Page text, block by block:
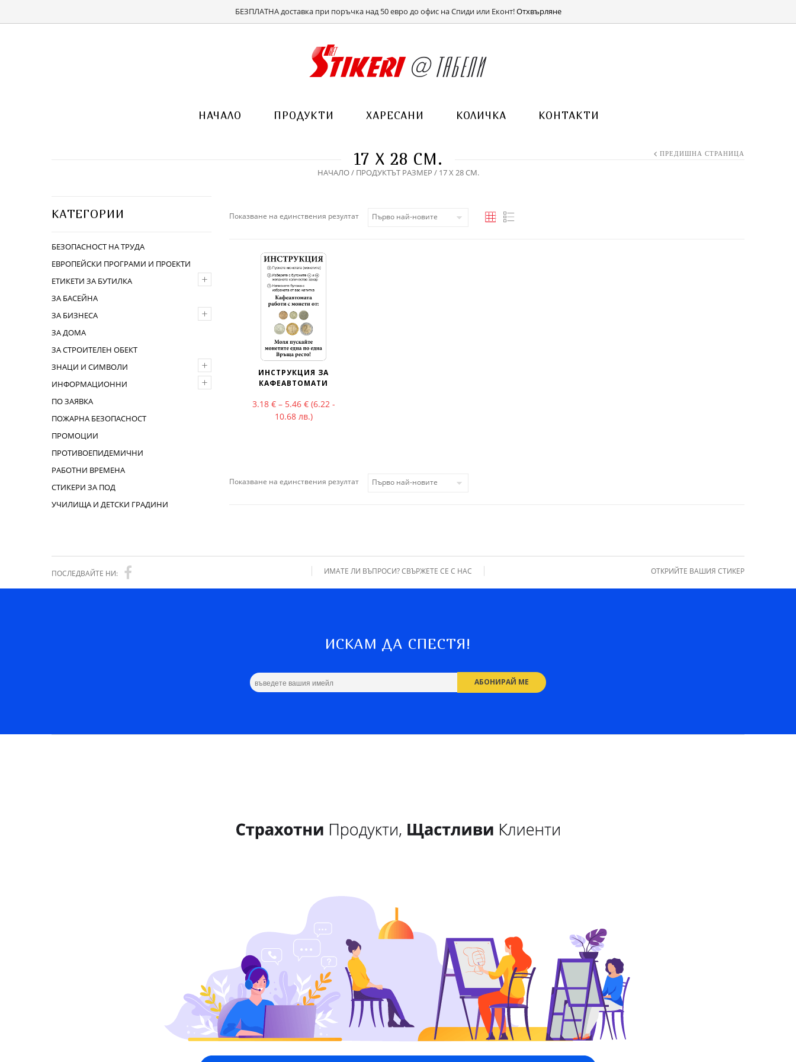
БЕЗПЛАТНА доставка при поръчка над 50 евро до офис на Спиди или Еконт!Отхвърляне
ВХОД РЕГИСТРАЦИЯ
НАЧАЛО ПРОДУКТИ ХАРЕСАНИ КОЛИЧКА КОНТАКТИ
17 Х 28 СМ.
НАЧАЛО/ ПРОДУКТЪТ РАЗМЕР / 17 Х 28 СМ.
ПРЕДИШНА СТРАНИЦА
КАТЕГОРИИ
БЕЗОПАСНОСТ НА ТРУДА
ЕВРОПЕЙСКИ ПРОГРАМИ И ПРОЕКТИ
+
ЕТИКЕТИ ЗА БУТИЛКА
ЗА БАСЕЙНА
+
ЗА БИЗНЕСА
ЗА ДОМА
ЗА СТРОИТЕЛЕН ОБЕКТ
+
ЗНАЦИ И СИМВОЛИ
+
ИНФОРМАЦИОННИ
ПО ЗАЯВКА
ПОЖАРНА БЕЗОПАСНОСТ
ПРОМОЦИИ
ПРОТИВОЕПИДЕМИЧНИ
РАБОТНИ ВРЕМЕНА
СТИКЕРИ ЗА ПОД
УЧИЛИЩА И ДЕТСКИ ГРАДИНИ
Показване на единствения резултат
ИНСТРУКЦИЯ ЗА
КАФЕАВТОМАТИ
3.18 € – 5.46 €Price range: 3.18 € through 5.46 €
(6.22 -
10.68 лв.)
Показване на единствения резултат
ПОСЛЕДВАЙТЕ НИ: ИМАТЕ ЛИ ВЪПРОСИ? СВЪРЖЕТЕ СЕ С НАС ОТКРИЙТЕ ВАШИЯ СТИКЕР
ИСКАМ ДА СПЕСТЯ!